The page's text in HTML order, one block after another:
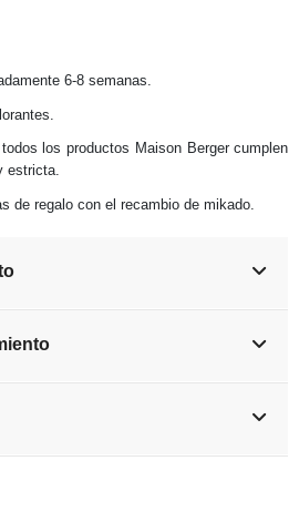
6-8 semanas.
los productos Maison Berger cumplen
estricta.
de regalo con el recambio de mikado.